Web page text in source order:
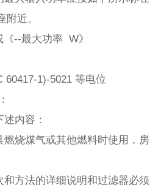
近。
--最大功率 W》
1)-5021 等电位
内容：
煤气或其他燃料时使用，房
法的详细说明和过滤器必须